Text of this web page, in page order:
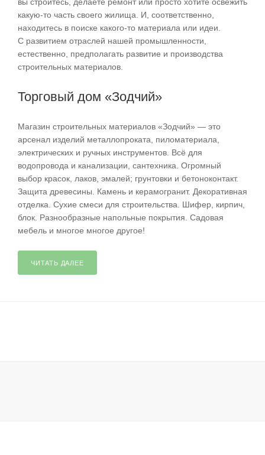
вы строитесь, делаете ремонт или просто хотите освежить
какую-то часть своего жилища. И, соответственно,
находитесь в поиске какого-то материала или идеи.
С развитием отраслей нашей промышленности,
естественно, предполагать развитие и производства
строительных материалов.
Торговый дом «Зодчий»
Магазин строительных материалов «Зодчий» — это
арсенал изделий металлопроката, пиломатериала,
электрических и ручных инструментов. Всё для
водопровода и канализации, сантехника. Огромный
выбор красок, лаков, эмалей; грунтовки и бетоноконтакт.
Защита древесины. Камень и керамогранит. Декоративная
отделка. Сухие смеси для строительства. Шифер, кирпич,
блок. Разнообразные напольные покрытия. Садовая
мебель и многое многое другое!
ЧИТАТЬ ДАЛЕЕ